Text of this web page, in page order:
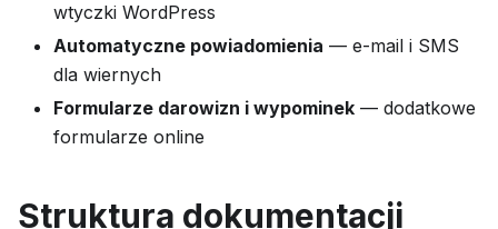
wtyczki WordPress
Automatyczne powiadomienia — e-mail i SMS
dla wiernych
Formularze darowizn i wypominek — dodatkowe
formularze online
Struktura dokumentacji